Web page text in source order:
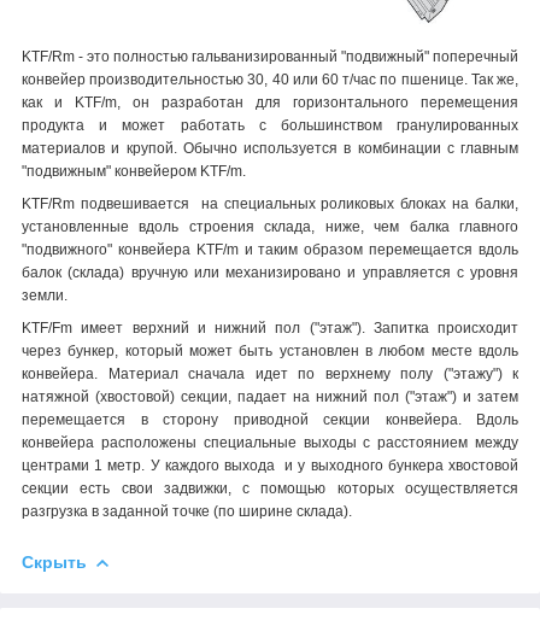
KTF/Rm - это полностью гальванизированный "подвижный" поперечный
конвейер производительностью 30, 40 или 60 т/час по пшенице. Так же,
как и KTF/m, он разработан для горизонтального перемещения
продукта и может работать с большинством гранулированных
материалов и крупой. Обычно используется в комбинации с главным
"подвижным" конвейером KTF/m.
KTF/Rm подвешивается на специальных роликовых блоках на балки,
установленные вдоль строения склада, ниже, чем балка главного
"подвижного" конвейера KTF/m и таким образом перемещается вдоль
балок (склада) вручную или механизировано и управляется с уровня
земли.
KTF/Fm имеет верхний и нижний пол ("этаж"). Запитка происходит
через бункер, который может быть установлен в любом месте вдоль
конвейера. Материал сначала идет по верхнему полу ("этажу") к
натяжной (хвостовой) секции, падает на нижний пол ("этаж") и затем
перемещается в сторону приводной секции конвейера. Вдоль
конвейера расположены специальные выходы с расстоянием между
центрами 1 метр. У каждого выхода и у выходного бункера хвостовой
секции есть свои задвижки, с помощью которых осуществляется
разгрузка в заданной точке (по ширине склада).
Скрыть